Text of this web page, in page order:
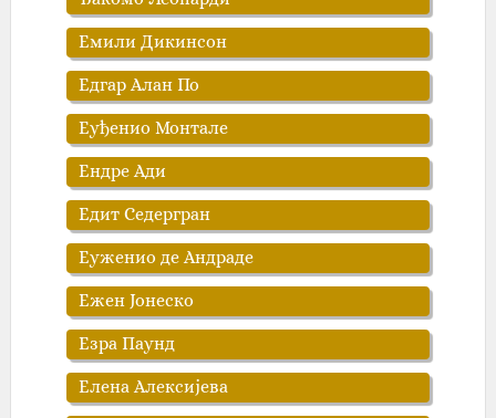
Емили Дикинсон
Едгар Алан По
Еуђенио Монтале
Ендре Ади
Едит Седергран
Еуженио де Андраде
Ежен Јонеско
Езра Паунд
Елена Алексијева